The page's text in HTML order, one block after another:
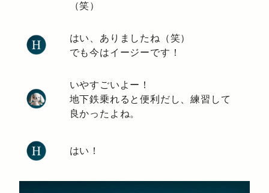
（笑）
はい、ありましたね（笑）
でも今はイージーです！
いやすごいよー！
地下鉄乗れると便利だし、練習して
良かったよね。
はい！